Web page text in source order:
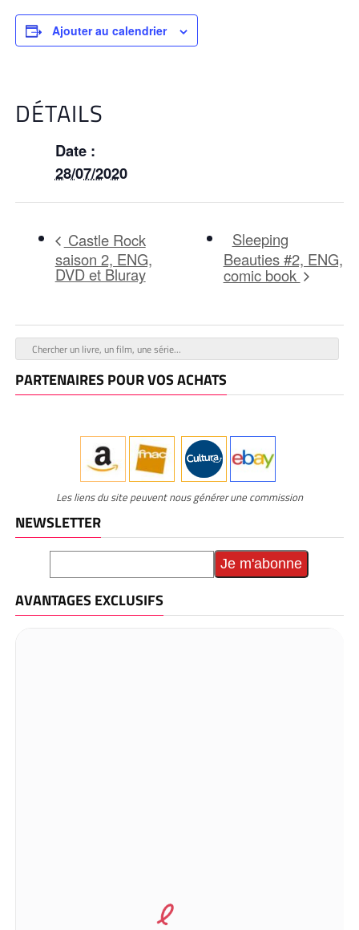
Ajouter au calendrier
DÉTAILS
Date :
28/07/2020
Castle Rock
saison 2, ENG,
DVD et Bluray
Sleeping
Beauties #2, ENG,
comic book
PARTENAIRES POUR VOS ACHATS
Les liens du site peuvent nous générer une commission
NEWSLETTER
AVANTAGES EXCLUSIFS